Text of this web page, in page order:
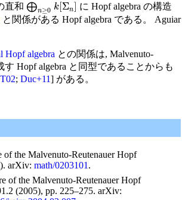
直和 ⨁n≥0 k[ Σn
に Hopf algebra の構造
と関係がある Hopf algebra である。 Aguiar
Hopf algebra との関係は, Malvenuto-
す Hopf algebra と同型であることからも
;Duc+11] がある。
of the Malvenuto-Reutenauer Hopf
. arXiv:math/0203101 .
of the Malvenuto-Reutenauer Hopf
(2005), pp. 225–275. arXiv: